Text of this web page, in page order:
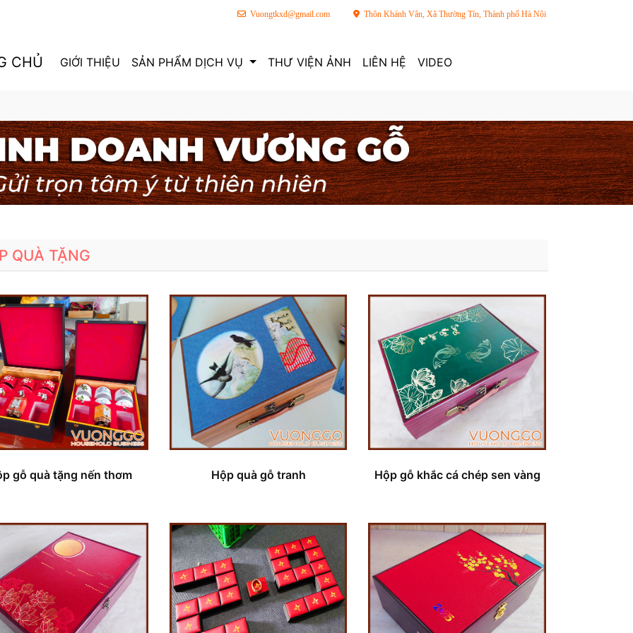
Vuongtkxd@gmail.com Thôn Khánh Vân, Xã Thường Tín, Thành phố Hà Nội
CHỦ GIỚI THIỆU SẢN PHẨM DỊCH VỤ THƯ VIỆN ẢNH LIÊN HỆ VIDEO
QUÀ TẶNG
gỗ quà tặng nến thơm Hộp quà gỗ tranh Hộp gỗ khắc cá chép sen vàng